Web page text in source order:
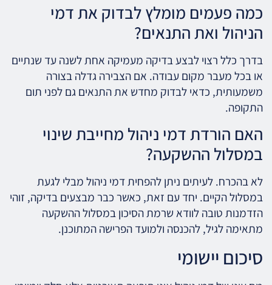
כמה פעמים מומלץ לבדוק את דמי
הניהול ואת התנאים?
בדרך כלל רצוי לבצע בדיקה מעמיקה אחת לשנה עד שנתיים
או בכל מעבר מקום עבודה. אם הצבירה גדלה בצורה
משמעותית, כדאי לבדוק מחדש את התנאים גם לפני תום
התקופה.
האם הורדת דמי ניהול מחייבת שינוי
במסלול ההשקעה?
לא בהכרח. לעיתים ניתן להפחית דמי ניהול מבלי לגעת
במסלול הקיים. יחד עם זאת, כאשר כבר מבצעים בדיקה, זוהי
הזדמנות טובה לוודא שרמת הסיכון במסלול ההשקעה
מתאימה לגיל, להכנסה ולמועד הפרישה המתוכנן.
סיכום יישומי